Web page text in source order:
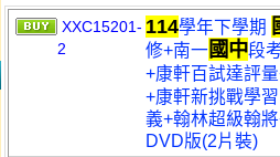
XXC15201-
2
114學年下學期
修+南一國中段
+康軒百試達評
+康軒新挑戰學
義+翰林超級翰
DVD版(2片裝)